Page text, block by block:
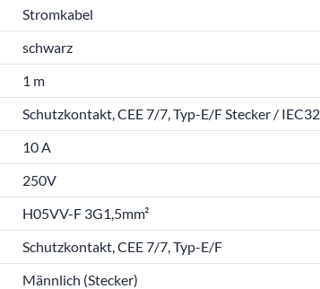
Stromkabel
schwarz
1 m
Schutzkontakt, CEE 7/7, Typ-E/F Stecker /
10 A
250V
H05VV-F 3G1,5mm²
Schutzkontakt, CEE 7/7, Typ-E/F
Männlich (Stecker)